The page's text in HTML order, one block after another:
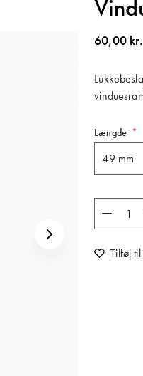
60,00 kr.
Længde
Tilføj